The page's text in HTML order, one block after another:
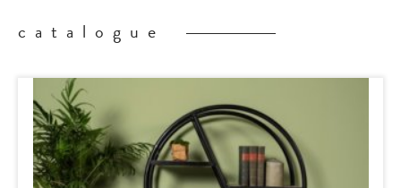
catalogue